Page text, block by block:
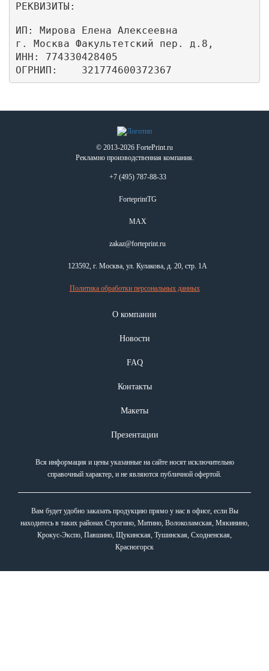
РЕКВИЗИТЫ:
ИП: Мирова Елена Алексеевна
г. Москва Факультетский пер. д.8,
ИНН: 774330428405
ОГРНИП:    321774600372367
© 2013-2026 FortePrint.ru
Рекламно производственная компания.
+7 (495) 787-88-33
ForteprintTG
MAX
zakaz@forteprint.ru
123592, г. Москва, ул. Кулакова, д. 20, стр. 1А
Политика обработки персональных данных
О компании
Новости
FAQ
Контакты
Макеты
Презентации
Вся информация и цены указанные на сайте носят исключительно
справочный характер, и не являются публичной офертой.
Вам будет удобно заказать продукцию прямо у нас в офисе, если Вы
находитесь в таких районах Строгино, Митино, Волоколамская, Мякинино,
Крокус-Экспо, Павшино, Щукинская, Тушинская, Сходненская,
Красногорск